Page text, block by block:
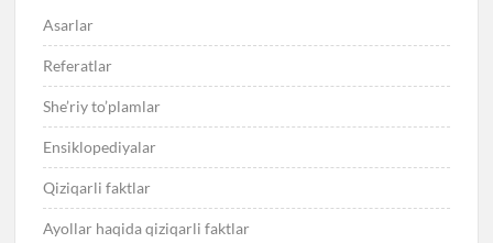
Asarlar
Referatlar
She’riy to’plamlar
Ensiklopediyalar
Qiziqarli faktlar
Ayollar haqida qiziqarli faktlar